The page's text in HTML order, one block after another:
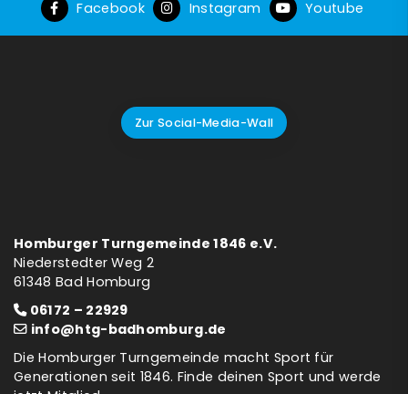
Facebook Instagram Youtube
Zur Social-Media-Wall
Homburger Turngemeinde 1846 e.V.
Niederstedter Weg 2
61348 Bad Homburg
06172 – 22929
info@htg-badhomburg.de
Die Homburger Turngemeinde macht Sport für
Generationen seit 1846. Finde deinen Sport und werde